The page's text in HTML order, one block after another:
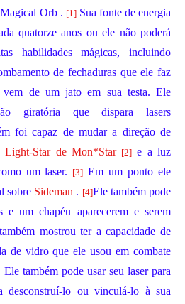
Magical Orb. [1]Sua fonte de energia
quatorze anos ou ele não poderá
habilidades mágicas, incluindo
de fechaduras que ele faz
de um jato em sua testa. Ele
giratória que dispara lasers
foi capaz de mudar a direção de
Light-Star de Mon*Star [2] e a luz
um laser. [3] Em um ponto ele
sobre Sideman . [4]Ele também pode
e um chapéu aparecerem e serem
mostrou ter a capacidade de
de vidro que ele usou em combate
também pode usar seu laser para
desconstruí-lo ou vinculá-lo à sua